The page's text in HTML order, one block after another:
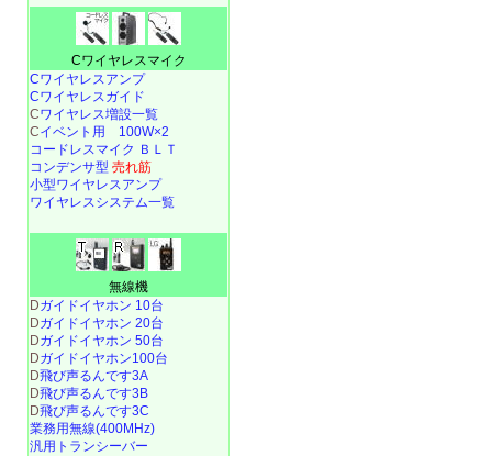
Cワイヤレスマイク
Cワイヤレスアンプ
Cワイヤレスガイド
Cワイヤレス増設一覧
Cイベント用 100W×2
コードレスマイク ＢＬＴ
コンデンサ型 売れ筋
小型ワイヤレスアンプ
ワイヤレスシステム一覧
無線機
Dガイドイヤホン 10台
Dガイドイヤホン 20台
Dガイドイヤホン 50台
Dガイドイヤホン100台
D飛び声るんです3A
D飛び声るんです3B
D飛び声るんです3C
業務用無線(400MHz)
汎用トランシーバー